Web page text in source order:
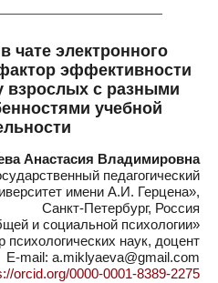
чате электронного
эффективности
взрослых с разными
учебной
Анастасия Владимировна
педагогический
имени А.И. Герцена»,
Санкт-Петербург, Россия
и социальной психологии»
психологических наук, доцент
E-mail: a.miklyaeva@gmail.com
orcid.org/0000-0001-8389-2275